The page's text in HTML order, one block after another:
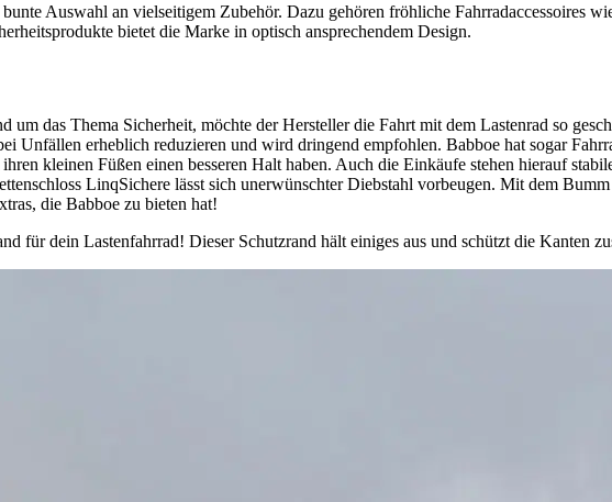
Auswahl an vielseitigem Zubehör. Dazu gehören fröhliche Fahrradaccessoires
bietet die Marke in optisch ansprechendem Design.
das Thema Sicherheit, möchte der Hersteller die Fahrt mit dem Lastenrad so
Unfällen erheblich reduzieren und wird dringend empfohlen. Babboe hat sogar
kleinen Füßen einen besseren Halt haben. Auch die Einkäufe stehen hierauf
LinqSichere lässt sich unerwünschter Diebstahl vorbeugen. Mit dem
die Babboe zu bieten hat!
für dein Lastenfahrrad! Dieser Schutzrand hält einiges aus und schützt die Kanten